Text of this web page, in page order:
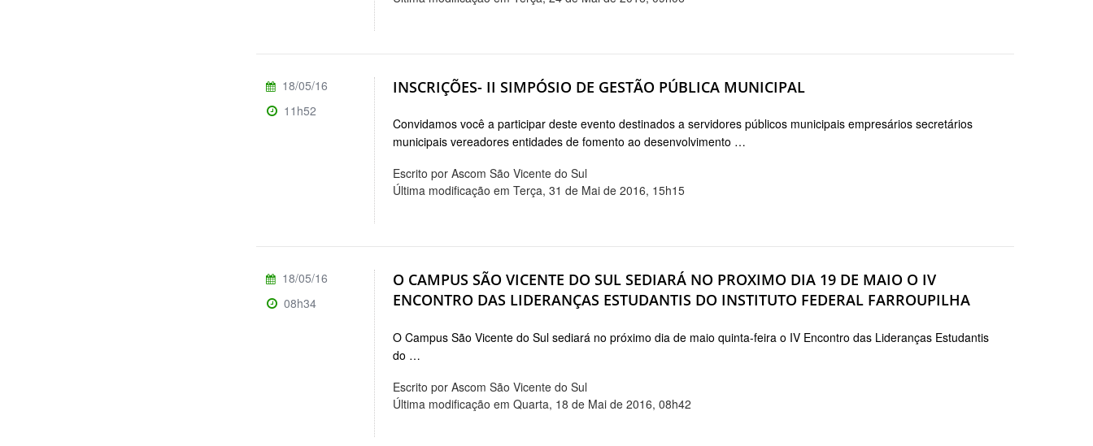
INSCRIÇÕES- II SIMPÓSIO DE GESTÃO PÚBLICA MUNICIPAL
Convidamos você a participar deste evento destinados a servidores públicos municipais empresários secretários
municipais vereadores entidades de fomento ao desenvolvimento …
Escrito por Ascom São Vicente do Sul
Última modificação em Terça, 31 de Mai de 2016, 15h15
18/05/16
11h52
O CAMPUS SÃO VICENTE DO SUL SEDIARÁ NO PROXIMO DIA 19 DE MAIO O IV
ENCONTRO DAS LIDERANÇAS ESTUDANTIS DO INSTITUTO FEDERAL FARROUPILHA
O Campus São Vicente do Sul sediará no próximo dia de maio quinta-feira o IV Encontro das Lideranças Estudantis
do …
Escrito por Ascom São Vicente do Sul
Última modificação em Quarta, 18 de Mai de 2016, 08h42
18/05/16
08h34